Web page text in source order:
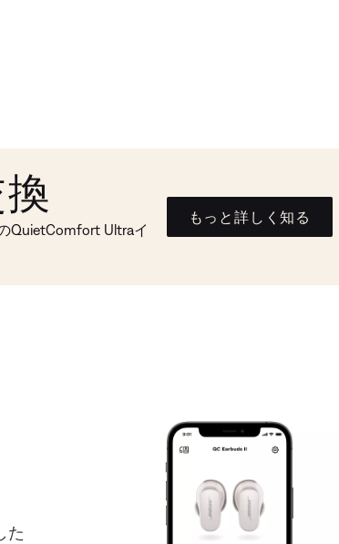
QuietComfort Ultraイ
もっと詳しく知る
た